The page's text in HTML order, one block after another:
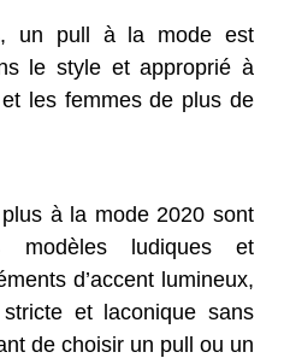
un pull à la mode est
le style et approprié à
les femmes de plus de
à la mode 2020 sont
modèles ludiques et
d’accent lumineux,
et laconique sans
de choisir un pull ou un